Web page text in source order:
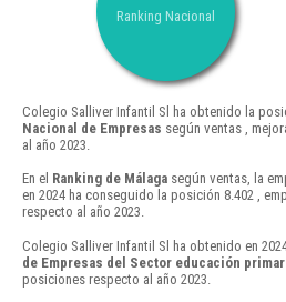
Ranking Nacional
Colegio Salliver Infantil Sl ha obtenido la
Nacional de Empresas según ventas ,
al año 2023.
En el Ranking de Málaga según ventas, la
en 2024 ha conseguido la posición 8.402 ,
respecto al año 2023.
Colegio Salliver Infantil Sl ha obtenido en
de Empresas del Sector educación
posiciones respecto al año 2023.